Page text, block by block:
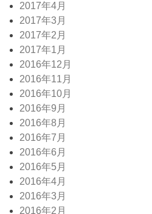
2017年4月
2017年3月
2017年2月
2017年1月
2016年12月
2016年11月
2016年10月
2016年9月
2016年8月
2016年7月
2016年6月
2016年5月
2016年4月
2016年3月
2016年2月